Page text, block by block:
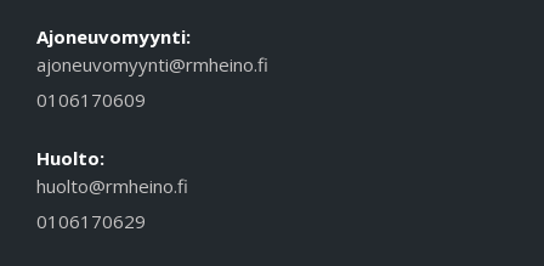
Ajoneuvomyynti:
ajoneuvomyynti@rmheino.fi
0106170609
Huolto:
huolto@rmheino.fi
0106170629